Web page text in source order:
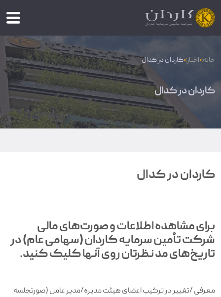
خانه>اخبار>کاردان در کدال
کاردان در کدال
کاردان در کدال
برای مشاهده اطلاعات و صورت‌های مالی
شرکت تأمین سرمایه کاردان (سهامی عام) در
تاریخ‌های مد نظرتان روی آنها کلیک کنید.
معرفی /تغییر در ترکیب اعضای هیئت مدیره/مدیر عامل (صورتجلسه